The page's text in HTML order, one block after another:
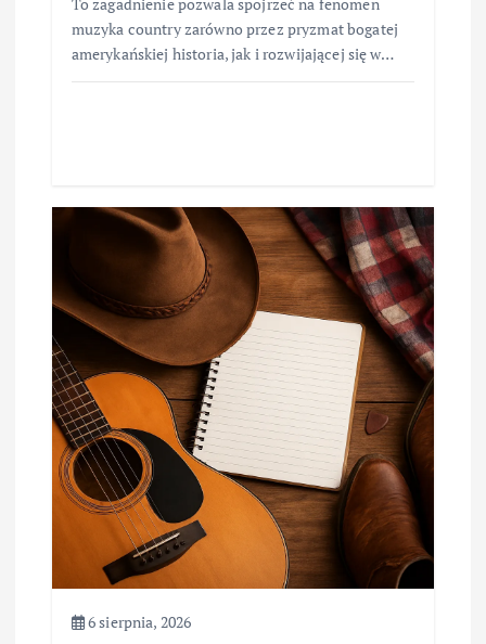
muzyka country zarówno przez pryzmat bogatej
amerykańskiej historia, jak i rozwijającej się w…
6 sierpnia, 2026